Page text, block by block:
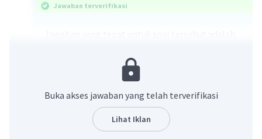
Jawaban terverifikasi
Ada beberapa sifat eksponen yang perlu
dipahami. Untuk lebih jelasnya bisa dilihat di
gambar yaaa
Buka akses jawaban yang telah terverifikasi
Lihat Iklan